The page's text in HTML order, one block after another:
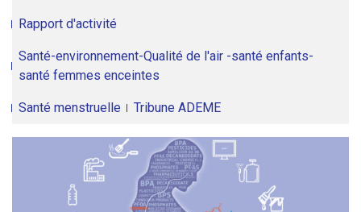
Rapport d'activité
Santé-environnement-Qualité de l'air -santé enfants-
santé femmes enceintes
Santé menstruelle Tribune ADEME